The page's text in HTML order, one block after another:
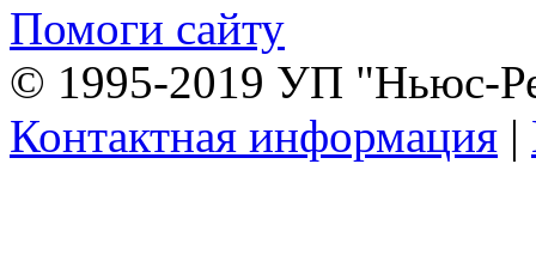
Помоги сайту
© 1995-2019 УП "Ньюс-
Контактная информация |